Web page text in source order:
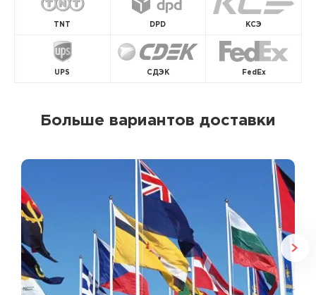
TNT DPD КСЭ
UPS СДЭК FedEx
Больше вариантов доставки